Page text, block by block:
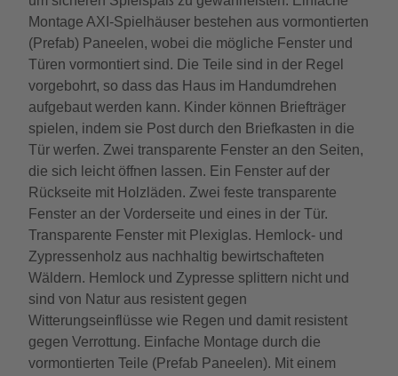
Montage AXI-Spielhäuser bestehen aus vormontierten
(Prefab) Paneelen, wobei die mögliche Fenster und
Türen vormontiert sind. Die Teile sind in der Regel
vorgebohrt, so dass das Haus im Handumdrehen
aufgebaut werden kann. Kinder können Briefträger
spielen, indem sie Post durch den Briefkasten in die
Tür werfen. Zwei transparente Fenster an den Seiten,
die sich leicht öffnen lassen. Ein Fenster auf der
Rückseite mit Holzläden. Zwei feste transparente
Fenster an der Vorderseite und eines in der Tür.
Transparente Fenster mit Plexiglas. Hemlock- und
Zypressenholz aus nachhaltig bewirtschafteten
Wäldern. Hemlock und Zypresse splittern nicht und
sind von Natur aus resistent gegen
Witterungseinflüsse wie Regen und damit resistent
gegen Verrottung. Einfache Montage durch die
vormontierten Teile (Prefab Paneelen). Mit einem